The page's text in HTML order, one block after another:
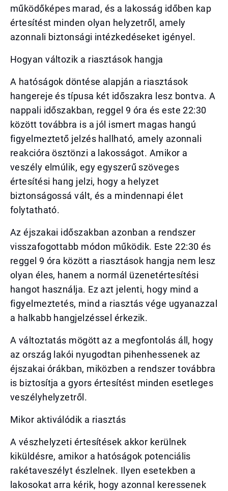
működőképes marad, és a lakosság időben kap
értesítést minden olyan helyzetről, amely
azonnali biztonsági intézkedéseket igényel.
Hogyan változik a riasztások hangja
A hatóságok döntése alapján a riasztások
hangereje és típusa két időszakra lesz bontva. A
nappali időszakban, reggel 9 óra és este 22:30
között továbbra is a jól ismert magas hangú
figyelmeztető jelzés hallható, amely azonnali
reakcióra ösztönzi a lakosságot. Amikor a
veszély elmúlik, egy egyszerű szöveges
értesítési hang jelzi, hogy a helyzet
biztonságossá vált, és a mindennapi élet
folytatható.
Az éjszakai időszakban azonban a rendszer
visszafogottabb módon működik. Este 22:30 és
reggel 9 óra között a riasztások hangja nem lesz
olyan éles, hanem a normál üzenetértesítési
hangot használja. Ez azt jelenti, hogy mind a
figyelmeztetés, mind a riasztás vége ugyanazzal
a halkabb hangjelzéssel érkezik.
A változtatás mögött az a megfontolás áll, hogy
az ország lakói nyugodtan pihenhessenek az
éjszakai órákban, miközben a rendszer továbbra
is biztosítja a gyors értesítést minden esetleges
veszélyhelyzetről.
Mikor aktiválódik a riasztás
A vészhelyzeti értesítések akkor kerülnek
kiküldésre, amikor a hatóságok potenciális
rakétaveszélyt észlelnek. Ilyen esetekben a
lakosokat arra kérik, hogy azonnal keressenek